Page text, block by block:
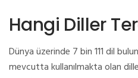
Hangi Diller
Dünya üzerinde 7 bin 111 dil
mevcutta kullanılmakta olan